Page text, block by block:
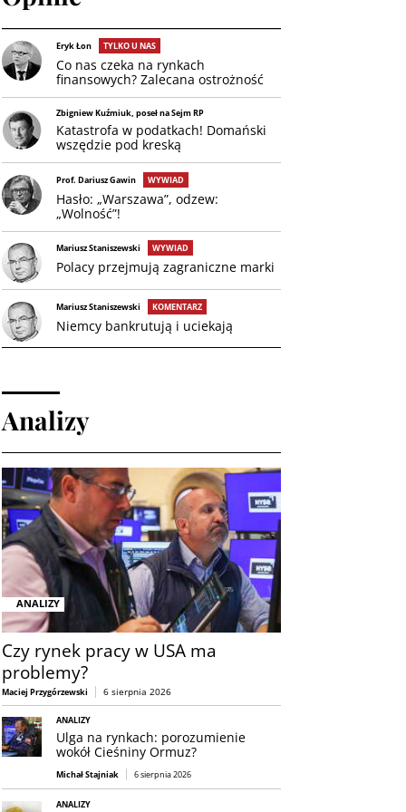
Eryk Łon TYLKO U NAS
Co nas czeka na rynkach
finansowych? Zalecana ostrożność
Zbigniew Kuźmiuk, poseł na Sejm RP
Katastrofa w podatkach! Domański
wszędzie pod kreską
Prof. Dariusz Gawin WYWIAD
Hasło: „Warszawa”, odzew:
„Wolność”!
Mariusz Staniszewski WYWIAD
Polacy przejmują zagraniczne marki
Mariusz Staniszewski KOMENTARZ
Niemcy bankrutują i uciekają
Analizy
ANALIZY
Czy rynek pracy w USA ma
problemy?
Maciej Przygórzewski 6 sierpnia 2026
ANALIZY
Ulga na rynkach: porozumienie
wokół Cieśniny Ormuz?
Michał Stajniak 6 sierpnia 2026
ANALIZY